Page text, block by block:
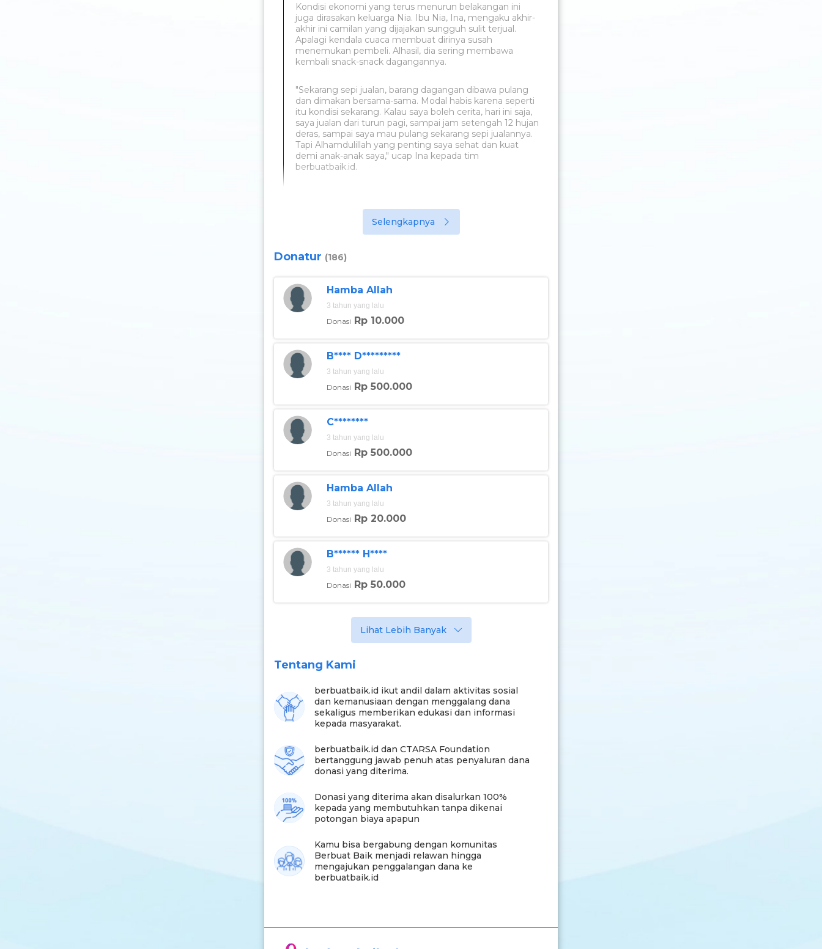
Kondisi ekonomi yang terus menurun belakangan ini
juga dirasakan keluarga Nia. Ibu Nia, Ina, mengaku akhir-
akhir ini camilan yang dijajakan sungguh sulit terjual.
Apalagi kendala cuaca membuat dirinya susah
menemukan pembeli. Alhasil, dia sering membawa
kembali snack-snack dagangannya.
"Sekarang sepi jualan, barang dagangan dibawa pulang
dan dimakan bersama-sama. Modal habis karena seperti
itu kondisi sekarang. Kalau saya boleh cerita, hari ini saja,
saya jualan dari turun pagi, sampai jam setengah 12 hujan
deras, sampai saya mau pulang sekarang sepi jualannya.
Tapi Alhamdulillah yang penting saya sehat dan kuat
demi anak-anak saya," ucap Ina kepada tim
berbuatbaik.id.
kerangka otak. Selain itu, Nia juga rutin menjalani terapi
untuk memastikan gerak Nia ada kemajuan.
Foto:berbuatbaik.id
"Nia sehat dan ada perkembangan sedikit-sedikit tangan
badan Nia tidak bisa diratakan, kalau dari belakang mau
diratakan takut kena jantung kalau dari depan, takut kena
Ina menyebut donasi yang telah diberikan selama ini
senilai Rp 34.477.500 telah digunakan untuk
memperbaiki rumah, modal usaha, serta kebutuhan
sudah bisa menjenguk kubur sang ayah yang
sebelumnya sulit terlaksana karena letaknya begitu jauh
dan perlu ongkos yang mahal.
"Yang penting bagi saya, Nia kuat panjang umurnya, mau
makan dan tidur. Itupun sudah bersyukur buat saya.
Kemarin, akhir pertama ke sana saya dari kubur bapaknya
Ina pun mengucapkan banyak terima kasih karena
kehidupannya begitu membaik setelah adanya bantuan
Selengkapnya
Donatur (186)
Hamba Allah
3 tahun yang lalu
Donasi Rp 10.000
B**** D*********
3 tahun yang lalu
Donasi Rp 500.000
C********
3 tahun yang lalu
Donasi Rp 500.000
Hamba Allah
3 tahun yang lalu
Donasi Rp 20.000
B****** H****
3 tahun yang lalu
Donasi Rp 50.000
Lihat Lebih Banyak
Tentang Kami
berbuatbaik.id ikut andil dalam aktivitas sosial
dan kemanusiaan dengan menggalang dana
sekaligus memberikan edukasi dan informasi
kepada masyarakat.
berbuatbaik.id dan CTARSA Foundation
bertanggung jawab penuh atas penyaluran dana
donasi yang diterima.
Donasi yang diterima akan disalurkan 100%
kepada yang membutuhkan tanpa dikenai
potongan biaya apapun
Kamu bisa bergabung dengan komunitas
Berbuat Baik menjadi relawan hingga
mengajukan penggalangan dana ke
berbuatbaik.id